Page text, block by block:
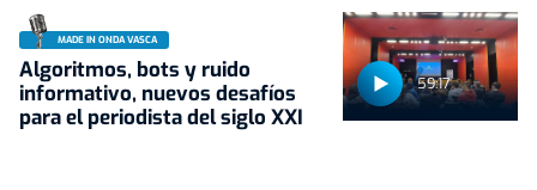
59:17
MADE IN ONDA VASCA
Algoritmos, bots y ruido
informativo, nuevos desafíos
para el periodista del siglo XXI